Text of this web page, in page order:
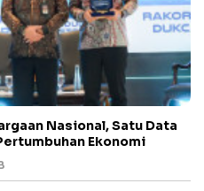
Nasional, Satu Data
Ekonomi